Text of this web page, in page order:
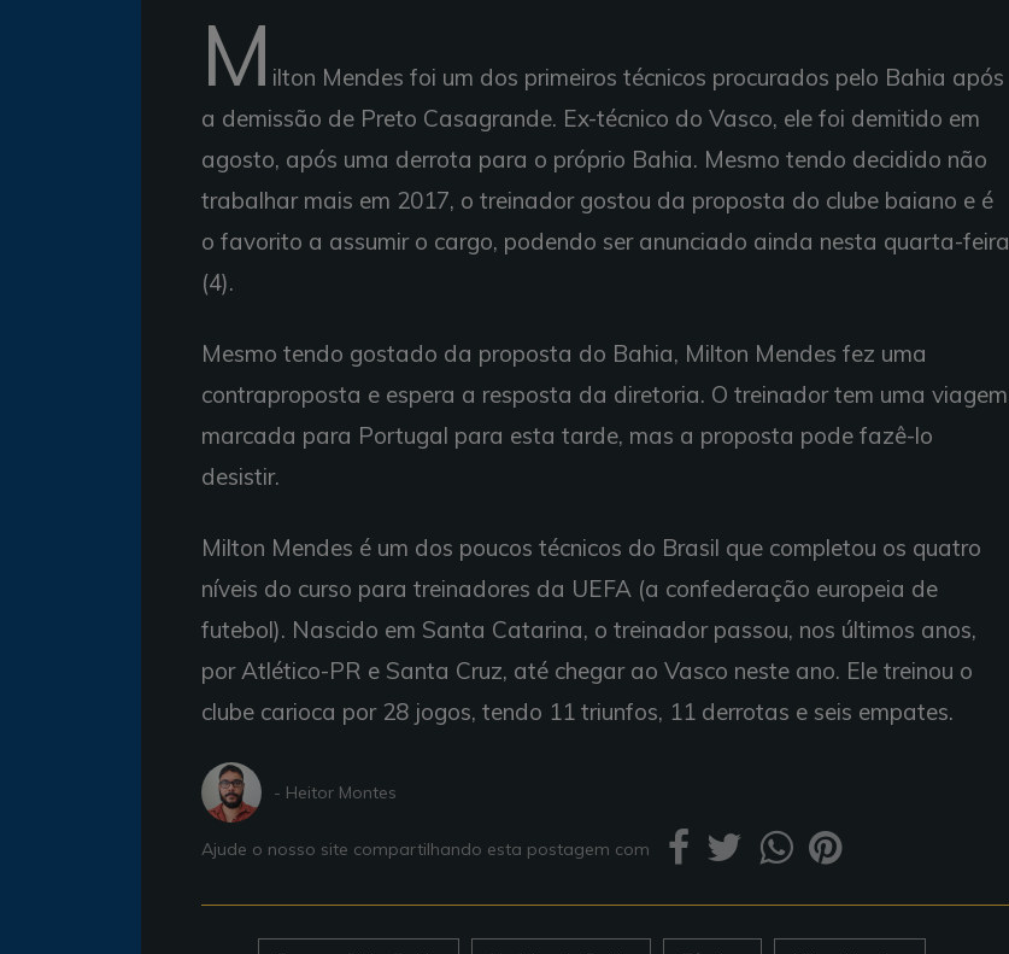
M ilton Mendes foi um dos primeiros técnicos procurados pelo Bahia após
a demissão de Preto Casagrande. Ex-técnico do Vasco, ele foi demitido em
agosto, após uma derrota para o próprio Bahia. Mesmo tendo decidido não
trabalhar mais em 2017, o treinador gostou da proposta do clube baiano e é
o favorito a assumir o cargo, podendo ser anunciado ainda nesta quarta-feira
(4).
Mesmo tendo gostado da proposta do Bahia, Milton Mendes fez uma
contraproposta e espera a resposta da diretoria. O treinador tem uma viagem
marcada para Portugal para esta tarde, mas a proposta pode fazê-lo
desistir.
Milton Mendes é um dos poucos técnicos do Brasil que completou os quatro
níveis do curso para treinadores da UEFA (a confederação europeia de
futebol). Nascido em Santa Catarina, o treinador passou, nos últimos anos,
por Atlético-PR e Santa Cruz, até chegar ao Vasco neste ano. Ele treinou o
clube carioca por 28 jogos, tendo 11 triunfos, 11 derrotas e seis empates.
- Heitor Montes
Ajude o nosso site compartilhando esta postagem com